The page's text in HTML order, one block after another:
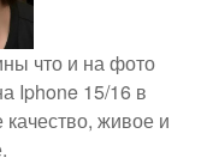
что и на фото
Iphone 15/16 в
живое и